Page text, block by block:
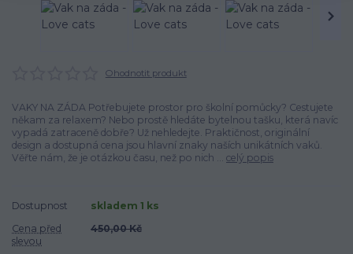
Ohodnotit produkt
VAKY NA ZÁDA Potřebujete prostor pro školní pomůcky? Cestujete
někam za relaxem? Nebo prostě hledáte bytelnou tašku, která navíc
vypadá zatraceně dobře? Už nehledejte. Praktičnost, originální
design a dostupná cena jsou hlavní znaky naších unikátních vaků.
Věřte nám, že je otázkou času, než po nich ... celý popis
Dostupnost
skladem 1 ks
Cena před
slevou
450,00 Kč